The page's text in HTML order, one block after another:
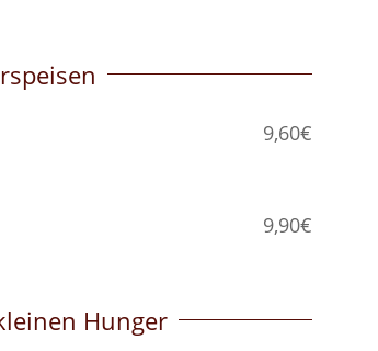
9,60€
9,90€
Hunger